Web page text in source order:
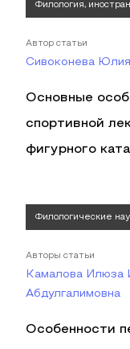
Филология,
Автор статьи
Сивоконева
Основные
спортивной
фигурного
Филологические
Авторы статьи
Камалова Илюза
Абдулгалимовна
Особенности